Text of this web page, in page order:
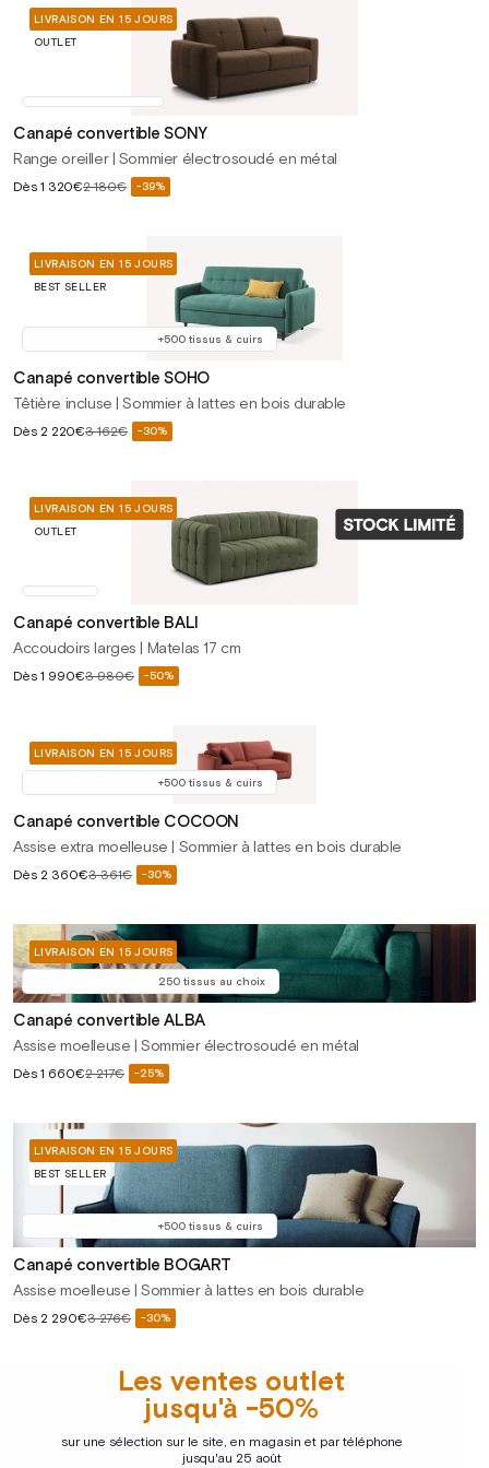
LIVRAISON EN 15 JOURS
OUTLET
Canapé convertible SONY
Range oreiller | Sommier électrosoudé en métal
Prix
Dès 1 320€Prix
2 180€ -39%
+500 tissus & cuirs
LIVRAISON EN 15 JOURS
BEST SELLER
Canapé convertible SOHO
Têtière incluse | Sommier à lattes en bois durable
Prix
Dès 2 220€Prix
3 162€ -30%
LIVRAISON EN 15 JOURS
OUTLET
Canapé convertible BALI
Accoudoirs larges | Matelas 17 cm
Prix
Dès 1 990€Prix
3 980€ -50%
+500 tissus & cuirs
LIVRAISON EN 15 JOURS
Canapé convertible COCOON
Assise extra moelleuse | Sommier à lattes en bois durable
Prix
Dès 2 360€Prix
3 361€ -30%
250 tissus au choix
LIVRAISON EN 15 JOURS
Canapé convertible ALBA
Assise moelleuse | Sommier électrosoudé en métal
Prix
Dès 1 660€Prix
2 217€ -25%
+500 tissus & cuirs
LIVRAISON EN 15 JOURS
BEST SELLER
Canapé convertible BOGART
Assise moelleuse | Sommier à lattes en bois durable
Prix
Dès 2 290€Prix
3 276€ -30%
Les ventes outlet
jusqu'à -50%
sur une sélection sur le site, en magasin et par téléphone
jusqu'au 25 août